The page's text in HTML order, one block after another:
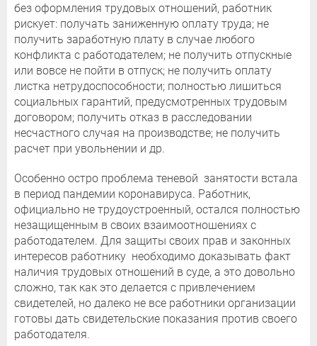
без оформления трудовых отношений, работник
рискует: получать заниженную оплату труда; не
получить заработную плату в случае любого
конфликта с работодателем; не получить отпускные
или вовсе не пойти в отпуск; не получить оплату
листка нетрудоспособности; полностью лишиться
социальных гарантий, предусмотренных трудовым
договором; получить отказ в расследовании
несчастного случая на производстве; не получить
расчет при увольнении и др.
Особенно остро проблема теневой занятости встала
в период пандемии коронавируса. Работник,
официально не трудоустроенный, остался полностью
незащищенным в своих взаимоотношениях с
работодателем. Для защиты своих прав и законных
интересов работнику необходимо доказывать факт
наличия трудовых отношений в суде, а это довольно
сложно, так как это делается с привлечением
свидетелей, но далеко не все работники организации
готовы дать свидетельские показания против своего
работодателя.